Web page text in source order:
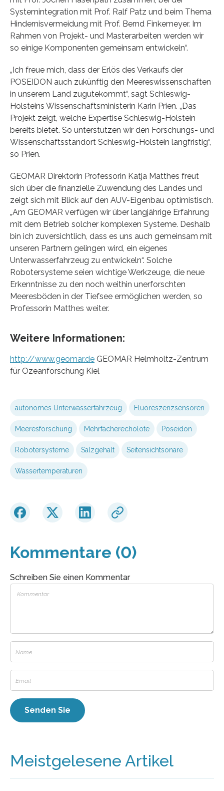
Systemintegration mit Prof. Ralf Patz und beim Thema
Hindernisvermeidung mit Prof. Bernd Finkemeyer. Im
Rahmen von Projekt- und Masterarbeiten werden wir
so einige Komponenten gemeinsam entwickeln“.
„Ich freue mich, dass der Erlös des Verkaufs der
POSEIDON auch zukünftig den Meereswissenschaften
in unserem Land zugutekommt“, sagt Schleswig-
Holsteins Wissenschaftsministerin Karin Prien. „Das
Projekt zeigt, welche Expertise Schleswig-Holstein
bereits bietet. So unterstützen wir den Forschungs- und
Wissenschaftsstandort Schleswig-Holstein langfristig“,
so Prien.
GEOMAR Direktorin Professorin Katja Matthes freut
sich über die finanzielle Zuwendung des Landes und
zeigt sich mit Blick auf den AUV-Eigenbau optimistisch.
„Am GEOMAR verfügen wir über langjährige Erfahrung
mit dem Betrieb solcher komplexen Systeme. Deshalb
bin ich zuversichtlich, dass es uns auch gemeinsam mit
unseren Partnern gelingen wird, ein eigenes
Unterwasserfahrzeug zu entwickeln“. Solche
Robotersysteme seien wichtige Werkzeuge, die neue
Erkenntnisse zu den noch weithin unerforschten
Meeresböden in der Tiefsee ermöglichen werden, so
Professorin Matthes weiter.
Weitere Informationen:
http://www.geomar.de GEOMAR Helmholtz-Zentrum
für Ozeanforschung Kiel
autonomes Unterwasserfahrzeug Fluoreszenzsensoren
Meeresforschung Mehrfächerecholote Poseidon
Robotersysteme Salzgehalt Seitensichtsonare
Wassertemperaturen
Kommentare (0)
Schreiben Sie einen Kommentar
Meistgelesene Artikel